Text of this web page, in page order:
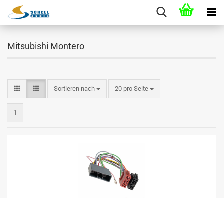
Mitsubishi Montero
Sortieren nach 20 pro Seite
1